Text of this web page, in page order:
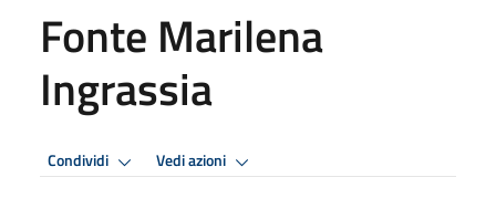
Fonte Marilena
Ingrassia
Condividi Vedi azioni